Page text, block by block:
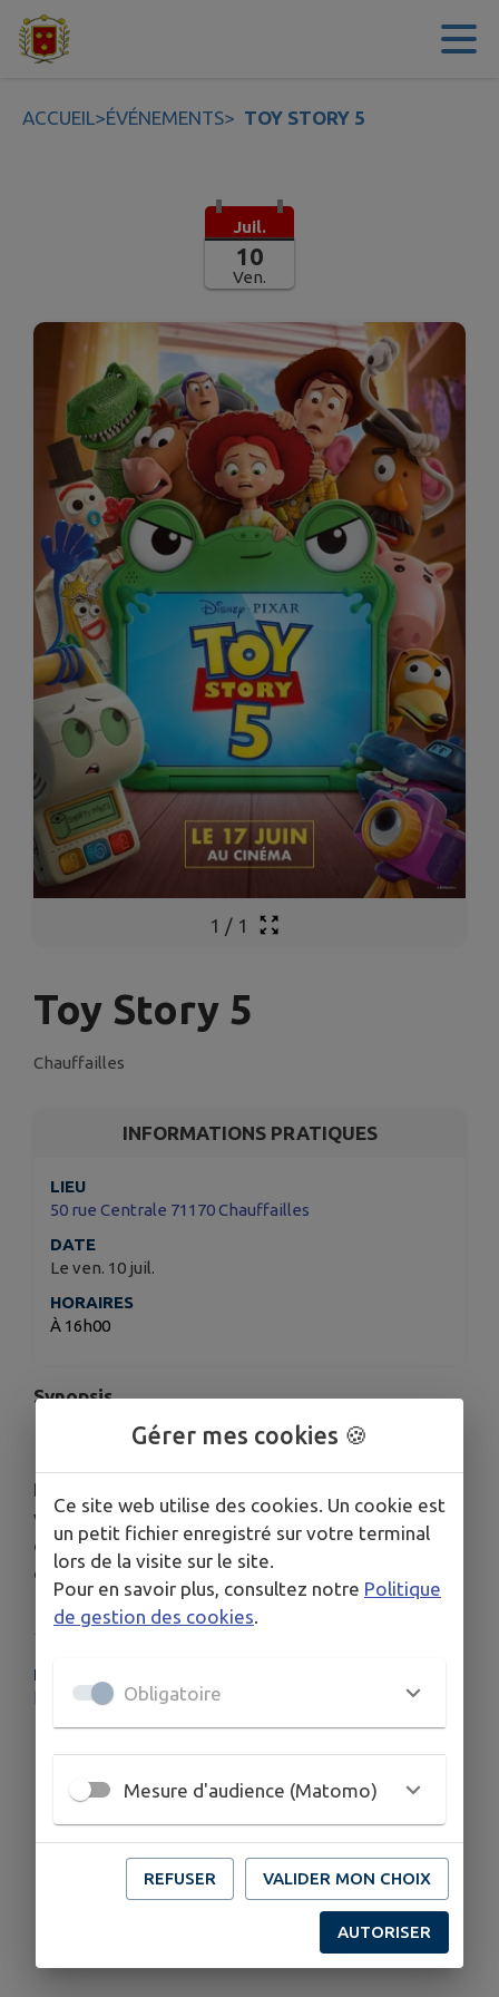
Contenu
ACCUEIL>ÉVÉNEMENTS> TOY STORY 5
Juil.
10
Ven.
1 / 1
Toy Story 5
Chauffailles
INFORMATIONS PRATIQUES
LIEU
50 rue Centrale 71170 Chauffailles
DATE
Le ven. 10 juil.
HORAIRES
À 16h00
Synopsis
Buzz, Woody, Jessie et le reste de la bande
verront leur travail remis en question lorsqu'ils
découvriront que ce qui obsède les enfants
d'aujourd'hui s’appelle... l'électronique !
PLUS D'INFORMATIONS
Gérer mes cookies 🍪
Ce site web utilise des cookies. Un cookie est
un petit fichier enregistré sur votre terminal
lors de la visite sur le site.
Pour en savoir plus, consultez notre Politique
de gestion des cookies.
Obligatoire
Mesure d'audience (Matomo)
REFUSER VALIDER MON CHOIX
AUTORISER